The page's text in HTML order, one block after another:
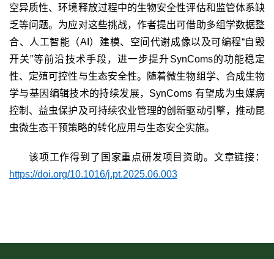
空异质性、环境释放过程中的生物安全性评估和监管体系缺
乏等问题。为应对这些挑战，作者提出可借助多组学数据整
合、人工智能（AI ）建模、空间代谢成像以及可编程“自毁
开关”等前沿技术手段，进一步提升SynComs的功能稳定
性、定殖可控性与生态安全性。随着微生物组学、合成生物
学与基因编辑技术的持续发展， SynComs 有望成为虫媒病
控制、益虫保护及可持续农业管理的创新驱动引擎，推动昆
虫微生态干预策略的转化应用与生态安全实施。
该项工作得到了国家重点研发项目资助。文章链接：
https://doi.org/10.1016/j.pt.2025.06.003